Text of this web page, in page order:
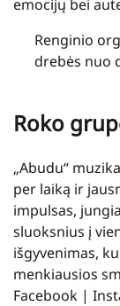
emocijų bei
Renginio
drebės nuo
Roko
„Abudu“
per laiką ir
impulsas,
sluoksnius į
išgyvenimas,
menkiausios
Facebook |